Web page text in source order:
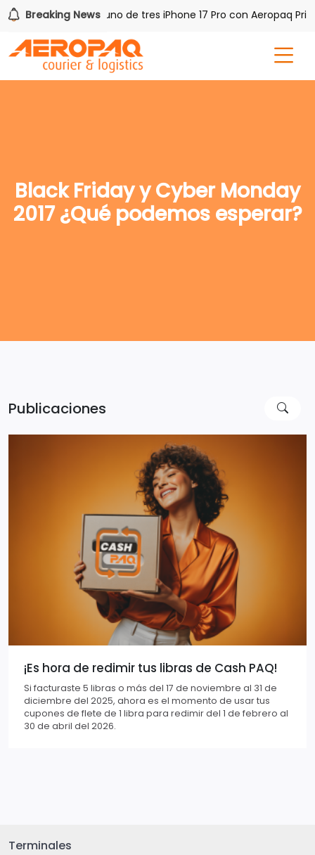
Breaking NewsGana uno de tres iPhone 17 Pro con Aeropaq Prime
Black Friday y Cyber Monday
2017 ¿Qué podemos esperar?
Publicaciones
¡Es hora de redimir tus libras de Cash PAQ!
Si facturaste 5 libras o más del 17 de noviembre al 31 de
diciembre del 2025, ahora es el momento de usar tus
cupones de flete de 1 libra para redimir del 1 de febrero al
30 de abril del 2026.
Terminales